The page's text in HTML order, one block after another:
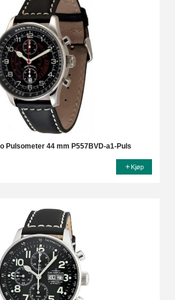
Pulsometer 44 mm P557BVD-a1-Puls
Kjøp